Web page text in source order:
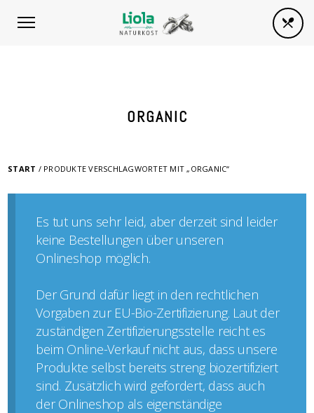
ORGANIC
START / PRODUKTE VERSCHLAGWORTET MIT „ORGANIC“
Es tut uns sehr leid, aber derzeit sind leider
keine Bestellungen über unseren
Onlineshop möglich.
Der Grund dafür liegt in den rechtlichen
Vorgaben zur EU-Bio-Zertifizierung. Laut der
zuständigen Zertifizierungsstelle reicht es
beim Online-Verkauf nicht aus, dass unsere
Produkte selbst bereits streng biozertifiziert
sind. Zusätzlich wird gefordert, dass auch
der Onlineshop als eigenständige